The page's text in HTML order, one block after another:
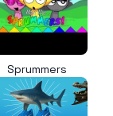
Sprummers